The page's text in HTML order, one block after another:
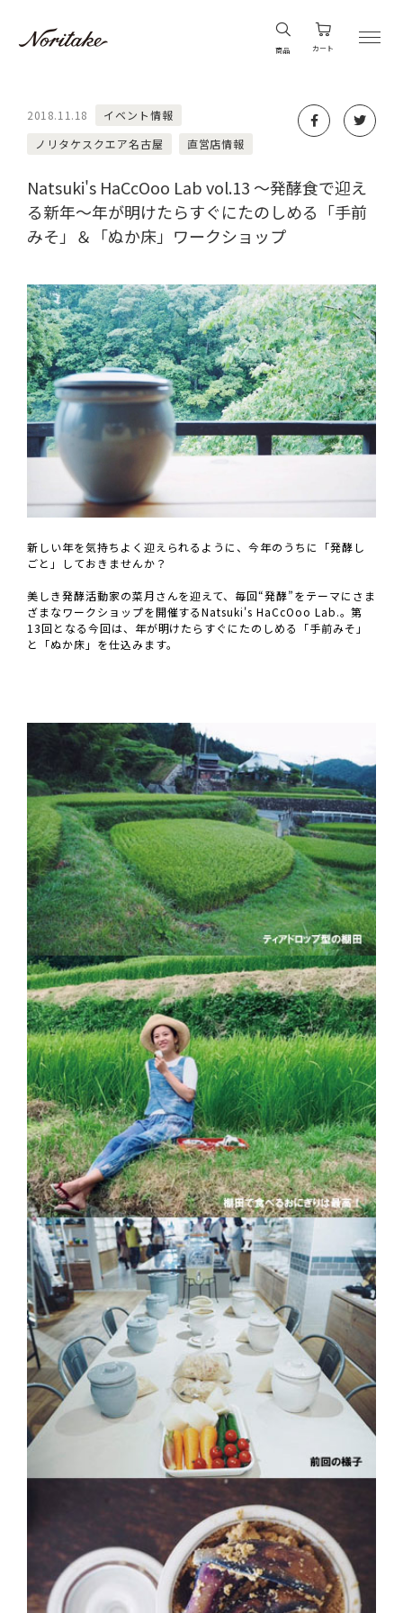
商品 カート
2018.11.18
イベント情報
ノリタケスクエア名古屋
直営店情報
Natsuki's HaCcOoo Lab vol.13 ～発酵食で迎え
る新年～年が明けたらすぐにたのしめる「手前
みそ」＆「ぬか床」ワークショップ
新しい年を気持ちよく迎えられるように、今年のうちに「発酵し
ごと」しておきませんか？
美しき発酵活動家の菜月さんを迎えて、毎回“発酵”をテーマにさま
ざまなワークショップを開催するNatsuki's HaCcOoo Lab.。第
13回となる今回は、年が明けたらすぐにたのしめる「手前みそ」
と「ぬか床」を仕込みます。